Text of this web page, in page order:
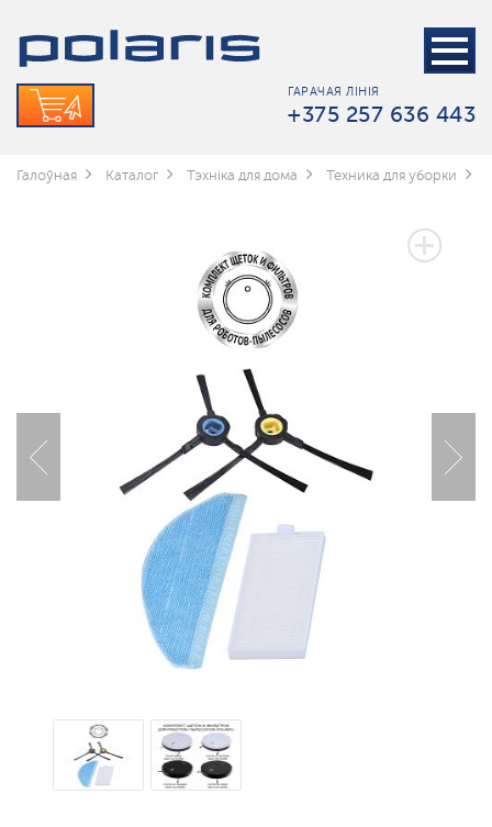
ГАРАЧАЯ ЛІНІЯ
+375 257 636 443
Галоўная Каталог Тэхніка для дома Техника для уборки